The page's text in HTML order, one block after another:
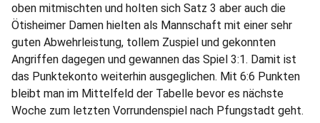
oben mitmischten und holten sich Satz 3 aber auch die
Ötisheimer Damen hielten als Mannschaft mit einer sehr
guten Abwehrleistung, tollem Zuspiel und gekonnten
Angriffen dagegen und gewannen das Spiel 3:1. Damit ist
das Punktekonto weiterhin ausgeglichen. Mit 6:6 Punkten
bleibt man im Mittelfeld der Tabelle bevor es nächste
Woche zum letzten Vorrundenspiel nach Pfungstadt geht.